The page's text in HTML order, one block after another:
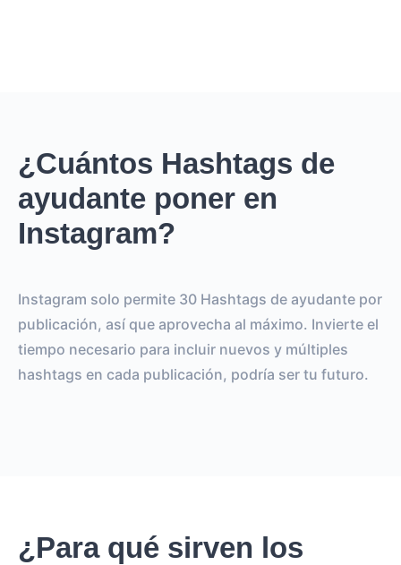
¿Cuántos Hashtags de
ayudante poner en
Instagram?
Instagram solo permite 30 Hashtags de ayudante por
publicación, así que aprovecha al máximo. Invierte el
tiempo necesario para incluir nuevos y múltiples
hashtags en cada publicación, podría ser tu futuro.
¿Para qué sirven los